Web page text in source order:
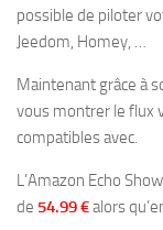
possible de piloter
Jeedom, Homey, …
Maintenant grâce à
vous montrer le flux
compatibles avec.
L’Amazon Echo
de 54.99 €alors